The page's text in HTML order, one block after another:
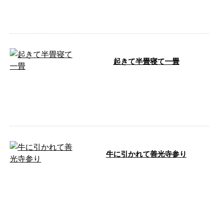
起きて半畳寝て一畳
牛に引かれて善光寺参り